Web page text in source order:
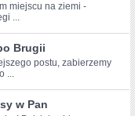
miejscu na ziemi -
...
Brugii
​postu, zabierzemy
...
w Pan